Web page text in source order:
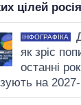
цілей
ІНФОГРАФІКА
як зріс
останні
на